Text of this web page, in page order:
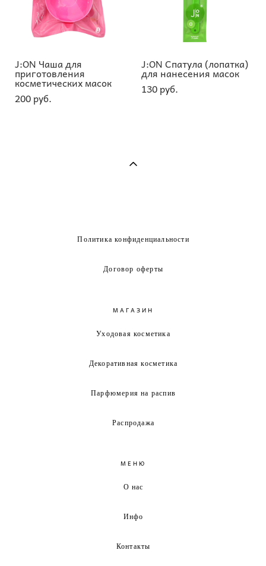
J:ON Чаша для
приготовления
косметических масок
200 pуб.
J:ON Спатула (лопатка)
для нанесения масок
130 pуб.
Политика конфиденциальности
Договор оферты
МАГАЗИН
Уходовая косметика
Декоративная косметика
Парфюмерия на распив
Распродажа
МЕНЮ
О нас
Инфо
Контакты